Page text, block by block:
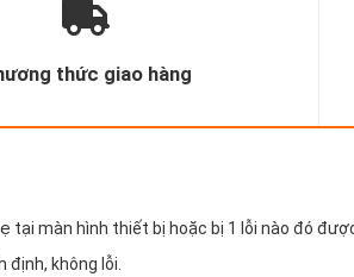
thức giao hàng
tại màn hình thiết bị hoặc bị 1 lỗi nào đó
không lỗi.